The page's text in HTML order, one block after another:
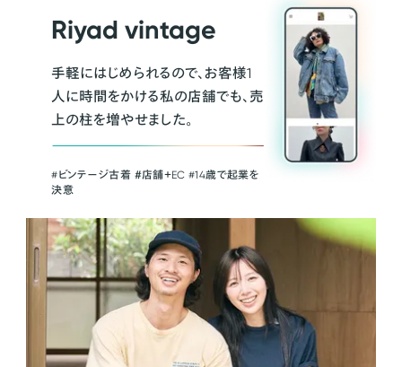
Riyad vintage
手軽にはじめられるので、お客様1
人に時間をかける私の店舗でも、売
上の柱を増やせました。
#ビンテージ古着 ＃店舗＋EC #14歳で起業を
決意